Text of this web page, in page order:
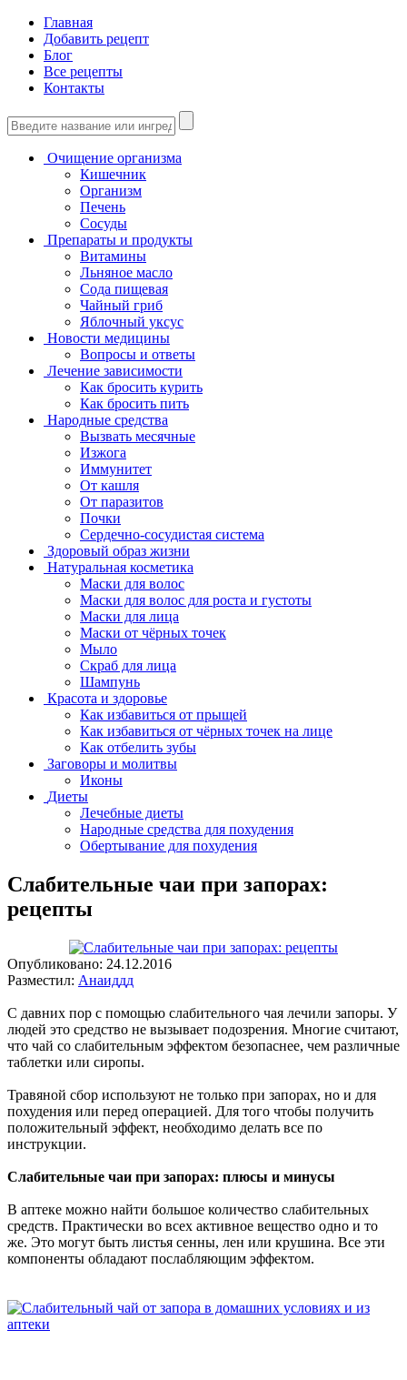
Главная
Добавить рецепт
Блог
Все рецепты
Контакты
Очищение организма
Кишечник
Организм
Печень
Сосуды
Препараты и продукты
Витамины
Льняное масло
Сода пищевая
Чайный гриб
Яблочный уксус
Новости медицины
Вопросы и ответы
Лечение зависимости
Как бросить курить
Как бросить пить
Народные средства
Вызвать месячные
Изжога
Иммунитет
От кашля
От паразитов
Почки
Сердечно-сосудистая система
Здоровый образ жизни
Натуральная косметика
Маски для волос
Маски для волос для роста и густоты
Маски для лица
Маски от чёрных точек
Мыло
Скраб для лица
Шампунь
Красота и здоровье
Как избавиться от прыщей
Как избавиться от чёрных точек на лице
Как отбелить зубы
Заговоры и молитвы
Иконы
Диеты
Лечебные диеты
Народные средства для похудения
Обертывание для похудения
Слабительные чаи при запорах:
рецепты
Опубликовано: 24.12.2016
Разместил: Анаиддд
С давних пор с помощью слабительного чая лечили запоры. У
людей это средство не вызывает подозрения. Многие считают,
что чай со слабительным эффектом безопаснее, чем различные
таблетки или сиропы.
Травяной сбор используют не только при запорах, но и для
похудения или перед операцией. Для того чтобы получить
положительный эффект, необходимо делать все по
инструкции.
Слабительные чаи при запорах: плюсы и минусы
В аптеке можно найти большое количество слабительных
средств. Практически во всех активное вещество одно и то
же. Это могут быть листья сенны, лен или крушина. Все эти
компоненты обладают послабляющим эффектом.